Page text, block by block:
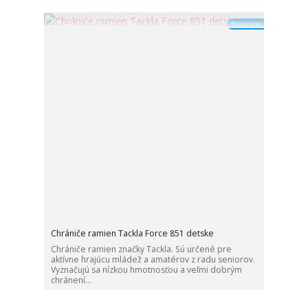
Novinka
Chrániče ramien Tackla Force 851 detske
Chrániče ramien značky Tackla. Sú určené pre
aktívne hrajúcu mládež a amatérov z radu seniorov.
Vyznačujú sa nízkou hmotnosťou a veľmi dobrým
chránení...